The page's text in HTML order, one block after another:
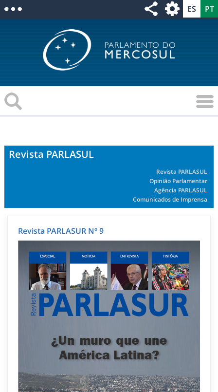
Revista PARLASUL
Revista PARLASUL
Opinião Parlamentar
Agência PARLASUL
Comunicados de Imprensa
Revista PARLASUR Nº 9